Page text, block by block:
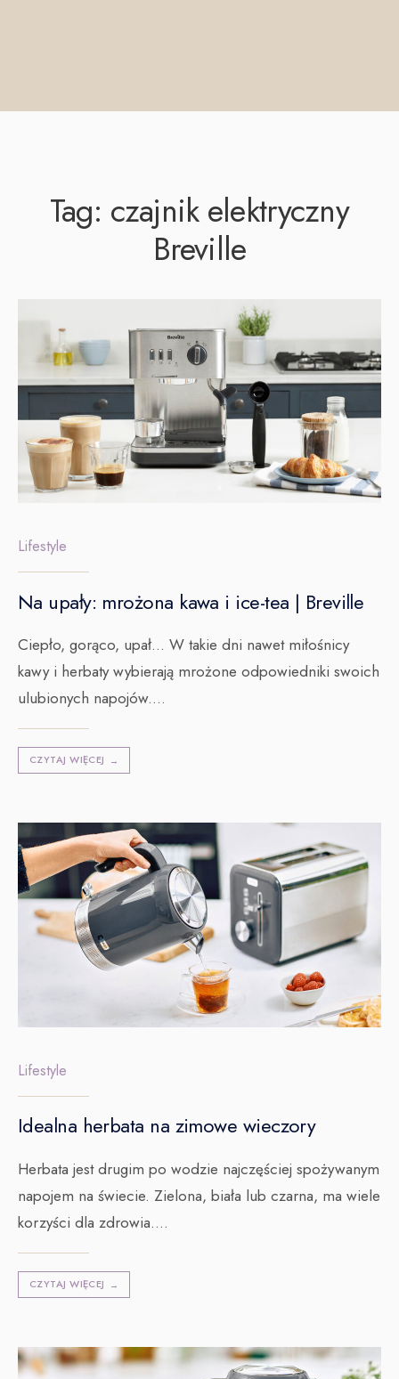
Tag: czajnik elektryczny
Breville
Lifestyle
Na upały: mrożona kawa i ice-tea | Breville
Ciepło, gorąco, upał… W takie dni nawet miłośnicy
kawy i herbaty wybierają mrożone odpowiedniki swoich
ulubionych napojów....
CZYTAJ WIĘCEJ →
Lifestyle
Idealna herbata na zimowe wieczory
Herbata jest drugim po wodzie najczęściej spożywanym
napojem na świecie. Zielona, biała lub czarna, ma wiele
korzyści dla zdrowia....
CZYTAJ WIĘCEJ →